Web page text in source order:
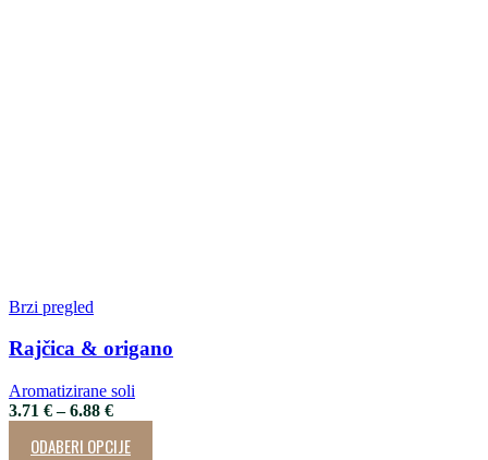
Brzi pregled
Rajčica & origano
Aromatizirane soli
3.71 € – 6.88 €
ODABERI OPCIJE